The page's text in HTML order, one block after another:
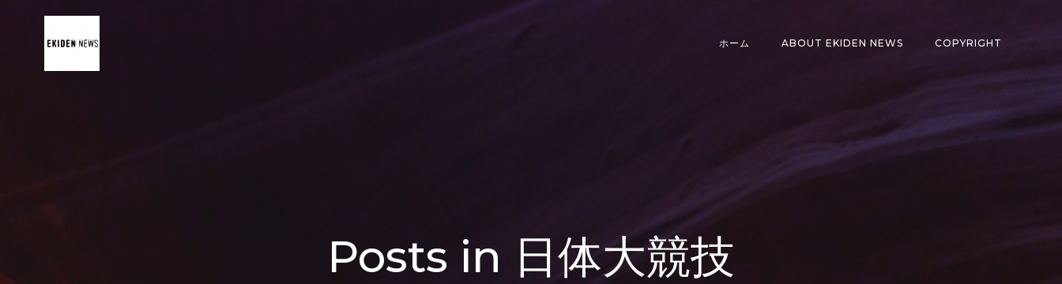
ホーム ABOUT EKIDEN NEWS COPYRIGHT
Posts in 日体大競技